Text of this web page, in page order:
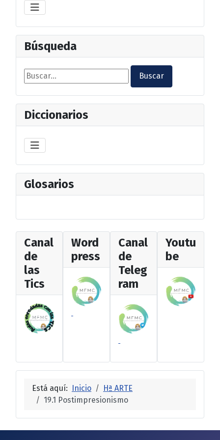
Búsqueda
Buscar...
Buscar
Diccionarios
Glosarios
Canal
de
las
Tics
Word
press
Canal
de
Teleg
ram
Youtu
be
Está aquí: Inicio
Hª ARTE
19.1 Postimpresionismo